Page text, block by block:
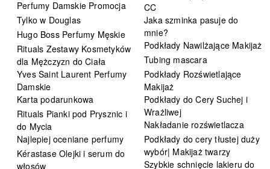
Perfumy Damskie Promocja
Tylko w Douglas
Hugo Boss Perfumy Męskie
Rituals Zestawy Kosmetyków
dla Mężczyzn do Ciała
Yves Saint Laurent Perfumy
Damskie
Karta podarunkowa
Rituals Pianki pod Prysznic i
do Mycia
Najlepiej oceniane perfumy
Kérastase Olejki i serum do
włosów
CC
Jaka szminka pasuje do
mnie?
Podkłady Nawilżające Makijaż
Tubing mascara
Podkłady Rozświetlające
Makijaż
Podkłady do Cery Suchej i
Wrażliwej
Nakładanie rozświetlacza
Podkłady do cery tłustej duży
wybór| Makijaż twarzy
Szybkie schnięcie lakieru do